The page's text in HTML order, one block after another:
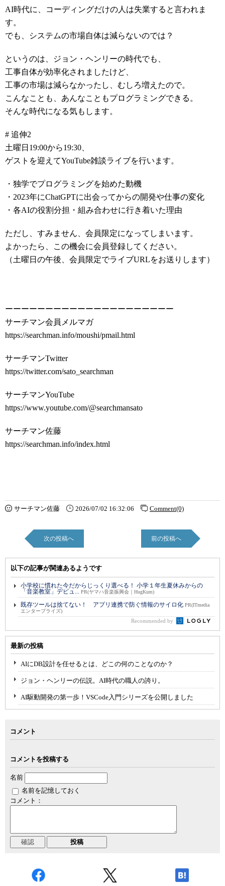
AI時代に、コーディングだけの人は失業すると言われま
す。
でも、システムの市場自体は減らないのでは？
というのは、ジョン・ヘンリーの時代でも、
工事自体が効率化されましたけど、
工事の市場は減らなかったし、むしろ増えたので。
こんなことも、あんなこともプログラミングできる。
そんな時代になる気もします。
# 追伸2
土曜日19:00から19:30、
ゲストを迎えてYouTube雑談ライブを行います。
・独学でプログラミングを始めた動機
・2023年にChatGPTに出会ってからの開発や仕事の変化
・各AIの役割分担・組み合わせに行き着いた理由
ただし、すみません、会員限定になってしまいます。
よかったら、この機会に会員登録してください。
（土曜日の午後、会員限定でライブURLをお送りします）
ーーーーーーーーーーーーーーーーーーーーー
サーチマン会員メルマガ
https://searchman.info/moushi/pmail.html
サーチマンTwitter
https://twitter.com/sato_searchman
サーチマンYouTube
https://www.youtube.com/@searchmansato
サーチマン佐藤
https://searchman.info/index.html
サーチマン佐藤 2026/07/02 16:32:06 Comment(0)
次の投稿へ 前の投稿へ
以下の記事が関連あるようです
小学校に慣れた今だからじっくり選べる！ 小学１年生夏休みからの
「音楽教室」デビュ... PR(ヤマハ音楽振興会｜HugKum)
既存ツールは捨てない！ アプリ連携で防ぐ情報のサイロ化 PR(ITmedia
エンタープライズ)
Recommended by
最新の投稿
AIにDB設計を任せるとは、どこの何のことなのか？
ジョン・ヘンリーの伝説。AI時代の職人の誇り。
AI駆動開発の第一歩！VSCode入門シリーズを公開しました
コメント
コメントを投稿する
名前
名前を記憶しておく
コメント：